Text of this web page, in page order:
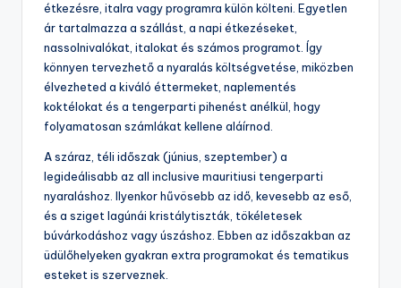
étkezésre, italra vagy programra külön költeni. Egyetlen
ár tartalmazza a szállást, a napi étkezéseket,
nassolnivalókat, italokat és számos programot. Így
könnyen tervezhető a nyaralás költségvetése, miközben
élvezheted a kiváló éttermeket, naplementés
koktélokat és a tengerparti pihenést anélkül, hogy
folyamatosan számlákat kellene aláírnod.
A száraz, téli időszak (június, szeptember) a
legideálisabb az all inclusive mauritiusi tengerparti
nyaraláshoz. Ilyenkor hűvösebb az idő, kevesebb az eső,
és a sziget lagúnái kristálytiszták, tökéletesek
búvárkodáshoz vagy úszáshoz. Ebben az időszakban az
üdülőhelyeken gyakran extra programokat és tematikus
esteket is szerveznek.